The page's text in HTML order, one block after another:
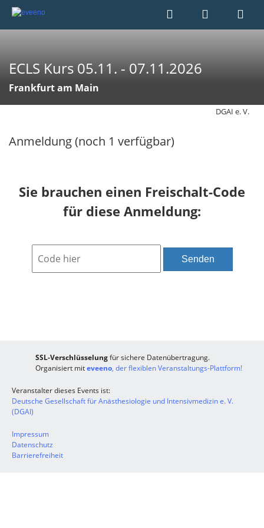
ECLS Kurs 05.11. - 07.11.2026
Frankfurt am Main
DGAI e. V.
Anmeldung (noch 1 verfügbar)
Sie brauchen einen Freischalt-Code
für diese Anmeldung:
Senden
SSL-Verschlüsselungfür sichere Datenübertragung.
Organisiert miteveeno, der flexiblen Veranstaltungs-Plattform!
Veranstalter dieses Events ist:
Deutsche Gesellschaft für Anästhesiologie und Intensivmedizin e. V.
(DGAI)
Impressum
Datenschutz
Barrierefreiheit